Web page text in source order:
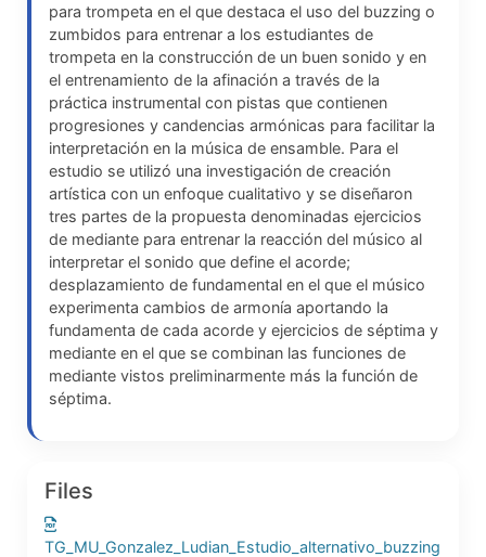
para trompeta en el que destaca el uso del buzzing o
zumbidos para entrenar a los estudiantes de
trompeta en la construcción de un buen sonido y en
el entrenamiento de la afinación a través de la
práctica instrumental con pistas que contienen
progresiones y candencias armónicas para facilitar la
interpretación en la música de ensamble. Para el
estudio se utilizó una investigación de creación
artística con un enfoque cualitativo y se diseñaron
tres partes de la propuesta denominadas ejercicios
de mediante para entrenar la reacción del músico al
interpretar el sonido que define el acorde;
desplazamiento de fundamental en el que el músico
experimenta cambios de armonía aportando la
fundamenta de cada acorde y ejercicios de séptima y
mediante en el que se combinan las funciones de
mediante vistos preliminarmente más la función de
séptima.
Files
TG_MU_Gonzalez_Ludian_Estudio_alternativo_buzzing